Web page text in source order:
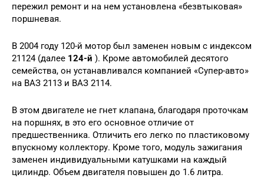
пережил ремонт и на нем установлена «безвтыковая»
поршневая.
В 2004 году 120-й мотор был заменен новым с индексом
21124 (далее 124-й ). Кроме автомобилей десятого
семейства, он устанавливался компанией «Супер-авто»
на ВАЗ 2113 и ВАЗ 2114.
В этом двигателе не гнет клапана, благодаря проточкам
на поршнях, в это его основное отличие от
предшественника. Отличить его легко по пластиковому
впускному коллектору. Кроме того, модуль зажигания
заменен индивидуальными катушками на каждый
цилиндр. Объем двигателя повышен до 1.6 литра.